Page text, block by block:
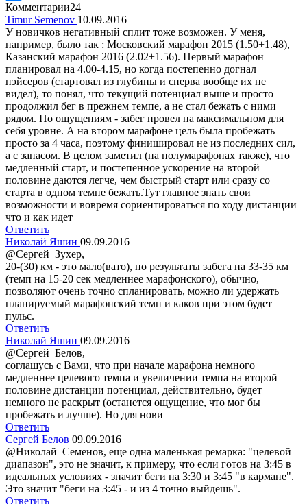
Комментарии24
Timur Semenov 10.09.2016
У новичков негативный сплит тоже возможен. У меня,
например, было так : Московский марафон 2015 (1.50+1.48),
Казанский марафон 2016 (2.02+1.56). Первый марафон
планировал на 4.00-4.15, но когда постепенно догнал
пэйсеров (стартовал из глубины и сперва вообще их не
видел), то понял, что текущий потенциал выше и просто
продолжил бег в прежнем темпе, а не стал бежать с ними
рядом. По ощущениям - забег провел на максимальном для
себя уровне. А на втором марафоне цель была пробежать
просто за 4 часа, поэтому финишировал не из последних сил,
а с запасом. В целом заметил (на полумарафонах также), что
медленный старт, и постепенное ускорение на второй
половине даются легче, чем быстрый старт или сразу со
старта в одном темпе бежать.Тут главное знать свои
возможности и вовремя сориентироваться по ходу дистанции
что и как идет
Ответить
Николай Яшин 09.09.2016
@Сергей Зухер,
20-(30) км - это мало(вато), но результаты забега на 33-35 км
(темп на 15-20 сек медленнее марафонского), обычно,
позволяют очень точно спланировать, можно ли удержать
планируемый марафонский темп и каков при этом будет
пульс.
Ответить
Николай Яшин 09.09.2016
@Сергей Белов,
соглашусь с Вами, что при начале марафона немного
медленнее целевого темпа и увеличении темпа на второй
половине дистанции потенциал, действительно, будет
немного не раскрыт (останется ощущение, что мог бы
пробежать и лучше). Но для нови
Ответить
Сергей Белов 09.09.2016
@Николай Семенов, еще одна маленькая ремарка: "целевой
диапазон", это не значит, к примеру, что если готов на 3:45 в
идеальных условиях - значит беги на 3:30 и 3:45 "в кармане".
Это значит "беги на 3:45 - и из 4 точно выйдешь".
Ответить